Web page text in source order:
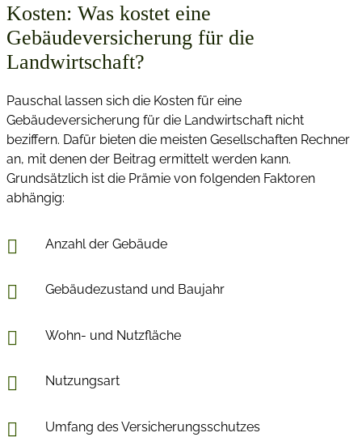
Kosten: Was kostet eine
Gebäudeversicherung für die
Landwirtschaft?
Pauschal lassen sich die Kosten für eine
Gebäudeversicherung für die Landwirtschaft nicht
beziffern. Dafür bieten die meisten Gesellschaften Rechner
an, mit denen der Beitrag ermittelt werden kann.
Grundsätzlich ist die Prämie von folgenden Faktoren
abhängig:
Anzahl der Gebäude
Gebäudezustand und Baujahr
Wohn- und Nutzfläche
Nutzungsart
Umfang des Versicherungsschutzes